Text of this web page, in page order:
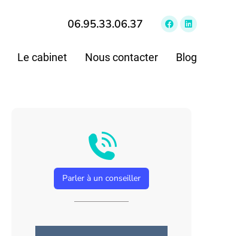
06.95.33.06.37
Le cabinet Nous contacter Blog
Parler à un conseiller